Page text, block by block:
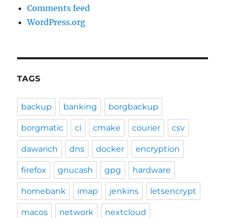
Comments feed
WordPress.org
TAGS
backup banking borgbackup
borgmatic ci cmake courier csv
dawarich dns docker encryption
firefox gnucash gpg hardware
homebank imap jenkins letsencrypt
macos network nextcloud